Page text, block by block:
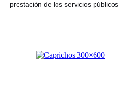
prestación de los servicios públicos